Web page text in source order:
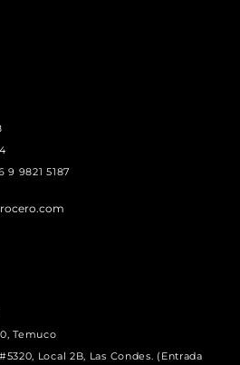
9 9821 5187
Temuco
Local 2B, Las Condes. (Entrada